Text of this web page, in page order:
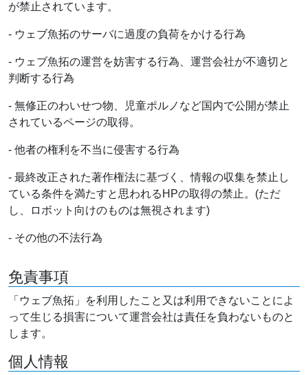
が禁止されています。
- ウェブ魚拓のサーバに過度の負荷をかける行為
- ウェブ魚拓の運営を妨害する行為、運営会社が不適切と
判断する行為
- 無修正のわいせつ物、児童ポルノなど国内で公開が禁止
されているページの取得。
- 他者の権利を不当に侵害する行為
- 最終改正された著作権法に基づく、情報の収集を禁止し
ている条件を満たすと思われるHPの取得の禁止。(ただ
し、ロボット向けのものは無視されます)
- その他の不法行為
免責事項
「ウェブ魚拓」を利用したこと又は利用できないことによ
って生じる損害について運営会社は責任を負わないものと
します。
個人情報